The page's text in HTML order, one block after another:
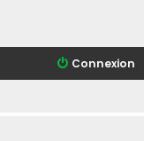
Connexion